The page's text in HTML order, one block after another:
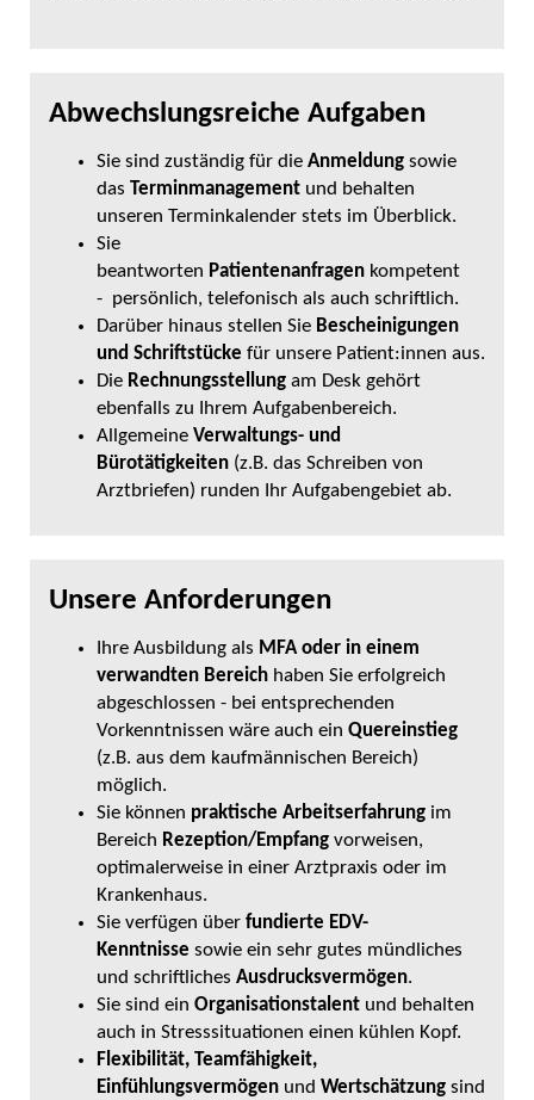
Abwechslungsreiche Aufgaben
Sie sind zuständig für die Anmeldung sowie
das Terminmanagement und behalten
unseren Terminkalender stets im Überblick.
Sie
beantworten Patientenanfragen kompetent
- persönlich, telefonisch als auch schriftlich.
Darüber hinaus stellen Sie Bescheinigungen
und Schriftstücke für unsere Patient:innen aus.
Die Rechnungsstellung am Desk gehört
ebenfalls zu Ihrem Aufgabenbereich.
Allgemeine Verwaltungs- und
Bürotätigkeiten (z.B. das Schreiben von
Arztbriefen) runden Ihr Aufgabengebiet ab.
Unsere Anforderungen
Ihre Ausbildung als MFA oder in einem
verwandten Bereich haben Sie erfolgreich
abgeschlossen - bei entsprechenden
Vorkenntnissen wäre auch ein Quereinstieg
(z.B. aus dem kaufmännischen Bereich)
möglich.
Sie können praktische Arbeitserfahrung im
Bereich Rezeption/Empfang vorweisen,
optimalerweise in einer Arztpraxis oder im
Krankenhaus.
Sie verfügen über fundierte EDV-
Kenntnisse sowie ein sehr gutes mündliches
und schriftliches Ausdrucksvermögen.
Sie sind ein Organisationstalent und behalten
auch in Stresssituationen einen kühlen Kopf.
Flexibilität, Teamfähigkeit,
Einfühlungsvermögen und Wertschätzung sind